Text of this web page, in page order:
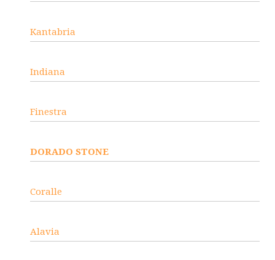
Kantabria
Indiana
Finestra
DORADO STONE
Coralle
Alavia